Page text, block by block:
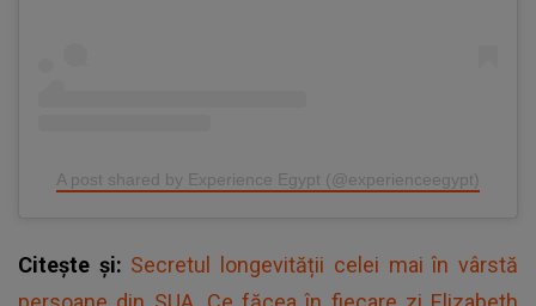
A post shared by Experience Egypt (@experienceegypt)
Citește și: Secretul longevității celei mai în vârstă